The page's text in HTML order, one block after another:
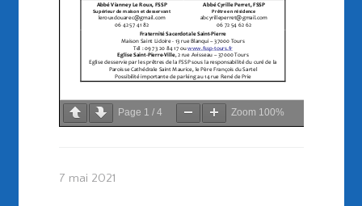
Page 1 / 4 Zoom 100%
7 mai 2021